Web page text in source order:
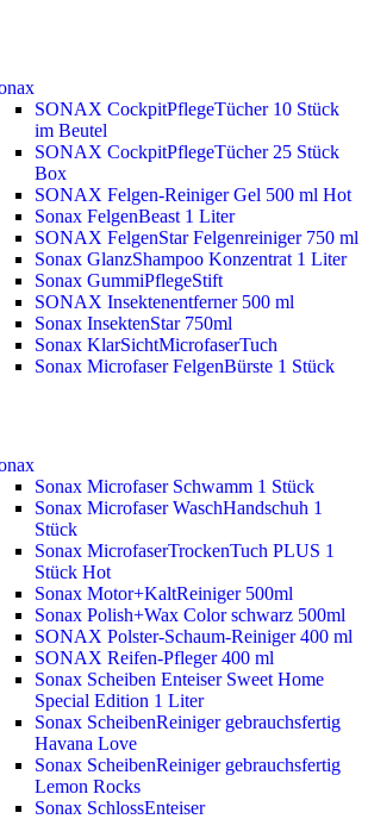
SONAX CockpitPflegeTücher 10 Stück
im Beutel
SONAX CockpitPflegeTücher 25 Stück
Box
SONAX Felgen-Reiniger Gel 500 ml Hot
Sonax FelgenBeast 1 Liter
SONAX FelgenStar Felgenreiniger 750 ml
Sonax GlanzShampoo Konzentrat 1 Liter
Sonax GummiPflegeStift
SONAX Insektenentferner 500 ml
Sonax InsektenStar 750ml
Sonax KlarSichtMicrofaserTuch
Sonax Microfaser FelgenBürste 1 Stück
Sonax Microfaser Schwamm 1 Stück
Sonax Microfaser WaschHandschuh 1
Stück
Sonax MicrofaserTrockenTuch PLUS 1
Stück Hot
Sonax Motor+KaltReiniger 500ml
Sonax Polish+Wax Color schwarz 500ml
SONAX Polster-Schaum-Reiniger 400 ml
SONAX Reifen-Pfleger 400 ml
Sonax Scheiben Enteiser Sweet Home
Special Edition 1 Liter
Sonax ScheibenReiniger gebrauchsfertig
Havana Love
Sonax ScheibenReiniger gebrauchsfertig
Lemon Rocks
Sonax SchlossEnteiser